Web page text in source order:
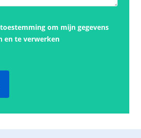
toestemming om mijn gegevens
en te verwerken